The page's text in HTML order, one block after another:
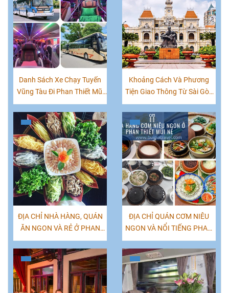
Danh Sách Xe Chạy Tuyến
Vũng Tàu Đi Phan Thiết Mũi
Né
Khoảng Cách Và Phương
Tiện Giao Thông Từ Sài Gòn
'TPHCM' Đến Các Tỉnh Việt
Nam
ĐỊA CHỈ NHÀ HÀNG, QUÁN
ĂN NGON VÀ RẺ Ở PHAN
THIẾT - MŨI NÉ
ĐỊA CHỈ QUÁN CƠM NIÊU
NGON VÀ NỔI TIẾNG PHAN
THIẾT MŨI NÉ